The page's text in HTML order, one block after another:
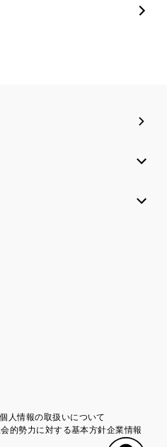
個人情報の取扱いについて
的勢力に対する基本方針企業情報